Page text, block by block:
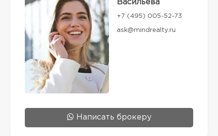
Васильева
+7 (495) 005-52-73
ask@mindrealty.ru
Написать брокеру